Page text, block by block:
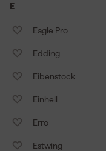
E
Eagle Pro
Edding
Eibenstock
Einhell
Erro
Estwing